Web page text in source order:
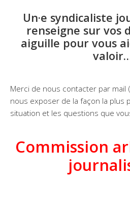
Un·e syndicaliste
renseigne sur vos
aiguille pour vous
Merci de nous contacter par mail (
nous exposer de la façon la plus
situation et les questions que
Commission